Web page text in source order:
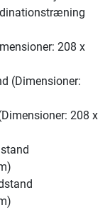
208 x
(Dimensioner:
208 x